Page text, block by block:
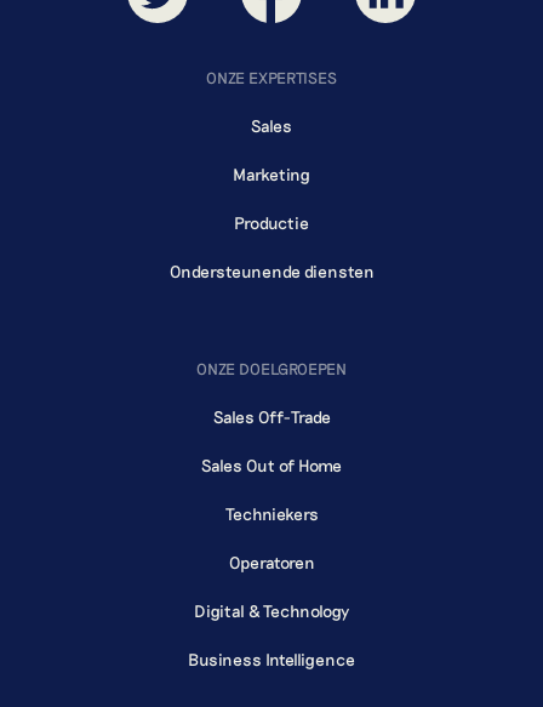
ONZE EXPERTISES
Sales
Marketing
Productie
Ondersteunende diensten
ONZE DOELGROEPEN
Sales Off-Trade
Sales Out of Home
Techniekers
Operatoren
Digital & Technology
Business Intelligence